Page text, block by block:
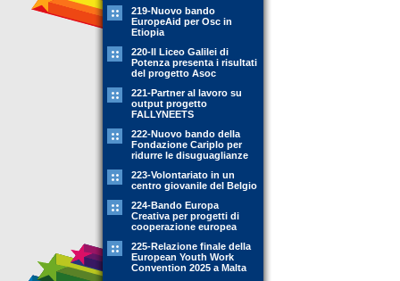
219-Nuovo bando
EuropeAid per Osc in
Etiopia
220-Il Liceo Galilei di
Potenza presenta i risultati
del progetto Asoc
221-Partner al lavoro su
output progetto
FALLYNEETS
222-Nuovo bando della
Fondazione Cariplo per
ridurre le disuguaglianze
223-Volontariato in un
centro giovanile del Belgio
224-Bando Europa
Creativa per progetti di
cooperazione europea
225-Relazione finale della
European Youth Work
Convention 2025 a Malta